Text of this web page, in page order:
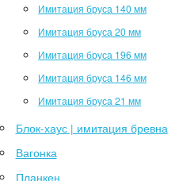
Имитация бруса 140 мм
Имитация бруса 20 мм
Имитация бруса 196 мм
Имитация бруса 146 мм
Имитация бруса 21 мм
Блок-хаус | имитация бревна
Вагонка
Планкен